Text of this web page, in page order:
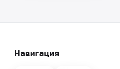
Навигация